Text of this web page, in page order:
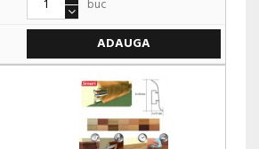
buc
ADAUGA